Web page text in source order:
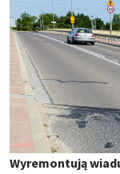
Wyremontują